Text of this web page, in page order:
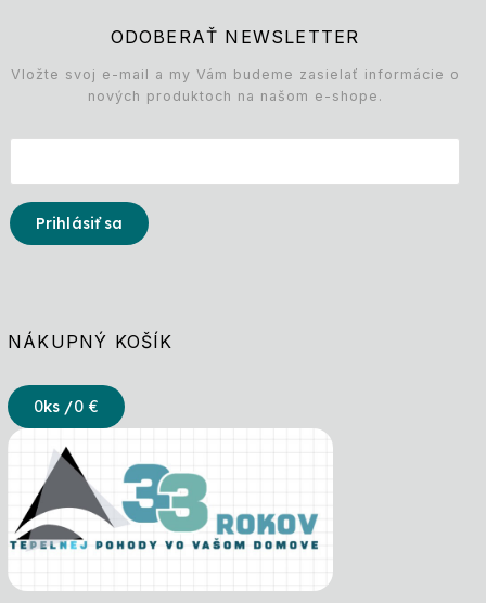
ODOBERAŤ NEWSLETTER
Vložte svoj e-mail a my Vám budeme zasielať informácie o
nových produktoch na našom e-shope.
Prihlásiť sa
NÁKUPNÝ KOŠÍK
0ks /0 €